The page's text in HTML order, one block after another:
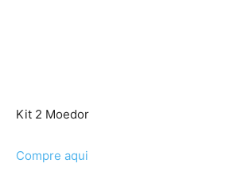
Kit 2 Moedor
Compre aqui